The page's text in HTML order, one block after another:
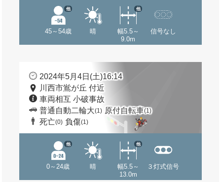
45～54歳
他
晴
幅5.5～
9.0m
他
信号なし
2024年5月4日(土)16:14
川西市鴬が丘 付近
車両相互 小破事故
普通自動二輪大(1) 原付自転車(1)
死亡(0) 負傷(1)
0～24歳
他
晴
幅5.5～
13.0m
他
３灯式信号